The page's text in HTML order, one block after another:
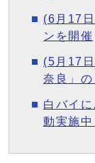
(6月17
ンを開催
(5月17
奈良」
白バイ
動実施中